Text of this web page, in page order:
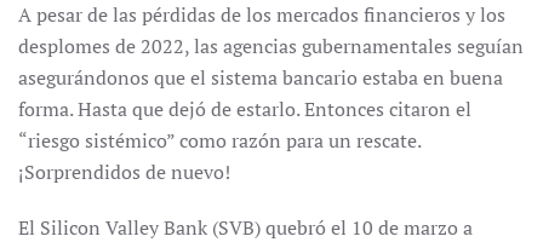
A pesar de las pérdidas de los mercados financieros y los
desplomes de 2022, las agencias gubernamentales seguían
asegurándonos que el sistema bancario estaba en buena
forma. Hasta que dejó de estarlo. Entonces citaron el
“riesgo sistémico” como razón para un rescate.
¡Sorprendidos de nuevo!
El Silicon Valley Bank (SVB) quebró el 10 de marzo a